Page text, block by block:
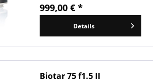
999,00 € *
Details
Biotar 75 f1.5 II